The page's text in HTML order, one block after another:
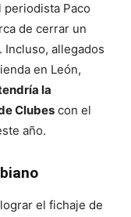
periodista Paco
de cerrar un
. Incluso, allegados
en León,
la
Clubes con el
año.
el fichaje de